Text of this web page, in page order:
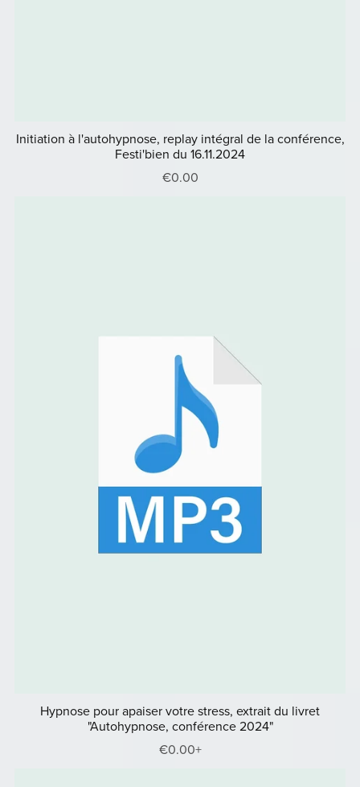
Initiation à l'autohypnose, replay intégral de la conférence,
Festi'bien du 16.11.2024
€0.00
Hypnose pour apaiser votre stress, extrait du livret
"Autohypnose, conférence 2024"
€0.00+